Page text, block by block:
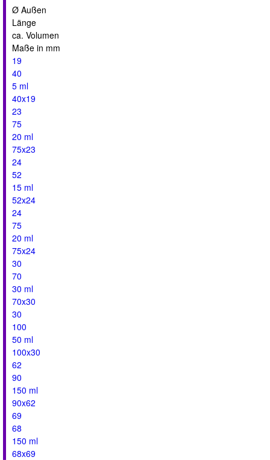
Ø Außen
Länge
ca. Volumen
Maße in mm
19
40
5 ml
40x19
23
75
20 ml
75x23
24
52
15 ml
52x24
24
75
20 ml
75x24
30
70
30 ml
70x30
30
100
50 ml
100x30
62
90
150 ml
90x62
69
68
150 ml
68x69